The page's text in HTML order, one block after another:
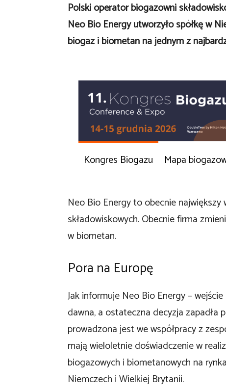
Polski operator biogazowni
Neo Bio Energy utworzyło spółkę w
biogaz i biometan na jednym z
Kongres Biogazu Mapa
Neo Bio Energy to obecnie
składowiskowych. Obecnie firma
w biometan.
Pora na Europę
Jak informuje Neo Bio Energy –
dawna, a ostateczna decyzja zapadła
prowadzona jest we współpracy z
mają wieloletnie doświadczenie w
biogazowych i biometanowych na
Niemczech i Wielkiej Brytanii.